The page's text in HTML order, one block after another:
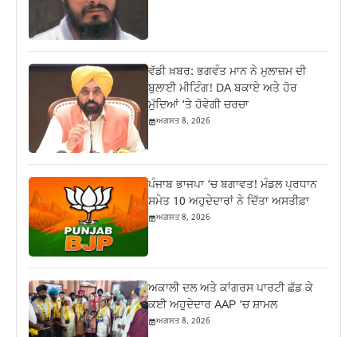
ਵੱਡੀ ਖ਼ਬਰ: ਭਗਵੰਤ ਮਾਨ ਨੇ ਮੁਲਾਜ਼ਮ ਦੀ
ਬੁਲਾਈ ਮੀਟਿੰਗ! DA ਬਕਾਏ ਅਤੇ ਹੋਰ
ਮੁੱਦਿਆਂ ‘ਤੇ ਹੋਵੇਗੀ ਚਰਚਾ
ਅਗਸਤ 8, 2026
ਪੰਜਾਬ ਭਾਜਪਾ ‘ਚ ਬਗਾਵਤ! ਮੰਡਲ ਪ੍ਰਧਾਨ
ਸਮੇਤ 10 ਅਹੁਦੇਦਾਰਾਂ ਨੇ ਦਿੱਤਾ ਅਸਤੀਫ਼ਾ
ਅਗਸਤ 8, 2026
ਅਕਾਲੀ ਦਲ ਅਤੇ ਕਾਂਗਰਸ ਪਾਰਟੀ ਛੱਡ ਕੇ
ਕਈ ਅਹੁਦੇਦਾਰ AAP ‘ਚ ਸ਼ਾਮਲ
ਅਗਸਤ 8, 2026